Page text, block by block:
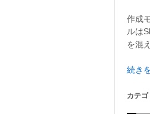
作成
ルは
を混
続き
カテゴ